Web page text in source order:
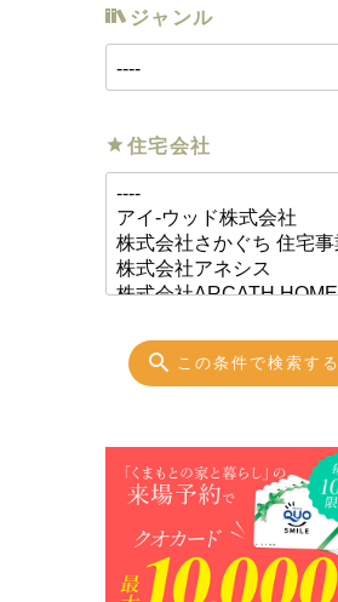
ジャンル
住宅会社
この条件で検索する